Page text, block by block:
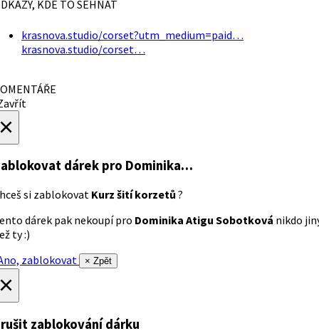
KDE TO SEHNAT
krasnova.studio/corset?utm_medium=paid…
krasnova.studio/corset…
dárek pro Dominika…
si zablokovat Kurz šití korzetů ?
dárek pak nekoupí pro Dominika Atigu Sobotková nikdo
ty :)
zablokovat
× Zpět
zablokování dárku